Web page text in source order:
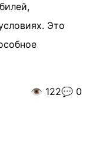
Это
👁️ 122💬 0